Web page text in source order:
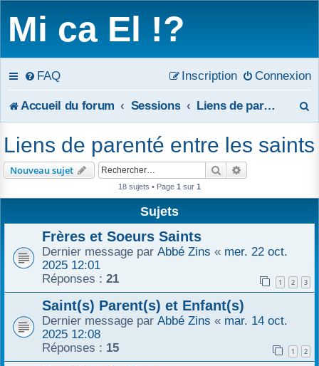
Mi ca El !?
FAQ Connexion
Inscription
Accueil du forum Sessions Liens de parenté entre les saints
c
Liens de parenté entre les saints
Nouveau sujet Rechercher
18 sujets • Page 1 sur 1
Sujets
Frères et Soeurs Saints
Dernier message par Abbé Zins « mer. 22 oct.
2025 12:01
Réponses : 21 1 2 3
Saint(s) Parent(s) et Enfant(s)
Dernier message par Abbé Zins « mar. 14 oct.
2025 12:08
Réponses : 15 1 2